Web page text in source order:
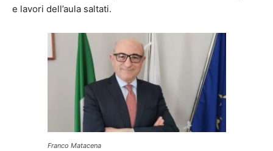
e lavori dell’aula saltati.
Franco Matacena